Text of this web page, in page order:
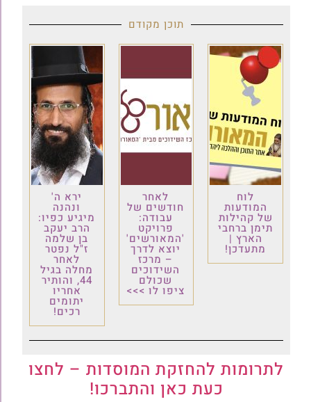
תוכן מקודם
לוח
המודעות
של קהילות
תימן ברחבי
הארץ |
מתעדכן!
לאחר
חודשים של
עבודה:
פרויקט
'המאורשים'
יוצא לדרך
– מרכז
השידוכים
שכולם
ציפו לו >>>
ירא ה'
ונהנה
מיגיע כפיו:
הרב יעקב
בן שלמה
ז"ל נפטר
לאחר
מחלה בגיל
44, והותיר
אחריו
יתומים
רכים!
לתרומות להחזקת המוסדות – לחצו
כעת כאן והתברכו!